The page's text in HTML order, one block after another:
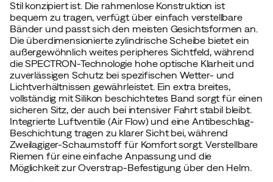
Stil konzipiert ist. Die rahmenlose Konstruktion ist
bequem zu tragen, verfügt über einfach verstellbare
Bänder und passt sich den meisten Gesichtsformen an.
Die überdimensionierte zylindrische Scheibe bietet ein
außergewöhnlich weites peripheres Sichtfeld, während
die SPECTRON-Technologie hohe optische Klarheit und
zuverlässigen Schutz bei spezifischen Wetter- und
Lichtverhältnissen gewährleistet. Ein extra breites,
vollständig mit Silikon beschichtetes Band sorgt für einen
sicheren Sitz, der auch bei intensiver Fahrt stabil bleibt.
Integrierte Luftventile (Air Flow) und eine Antibeschlag-
Beschichtung tragen zu klarer Sicht bei, während
Zweilagiger-Schaumstoff für Komfort sorgt. Verstellbare
Riemen für eine einfache Anpassung und die
Möglichkeit zur Overstrap-Befestigung über den Helm.